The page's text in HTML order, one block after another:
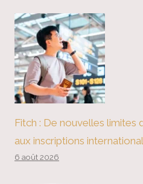
Fitch : De nouvelles limites
aux inscriptions
6 août 2026